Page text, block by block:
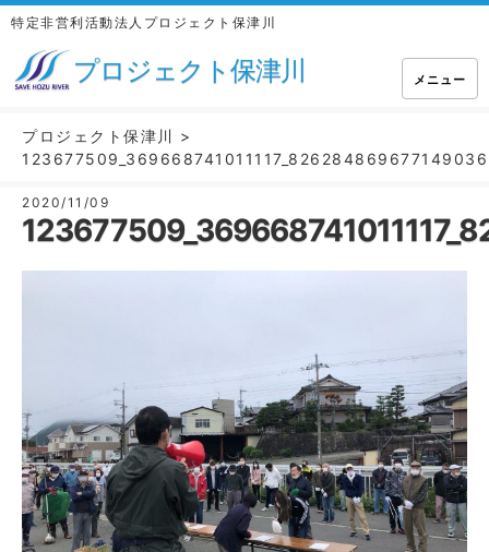
特定非営利活動法人プロジェクト保津川
プロジェクト保津川 メニュー
プロジェクト保津川 >
2020/11/09